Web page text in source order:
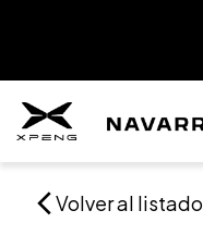
Volver al listado